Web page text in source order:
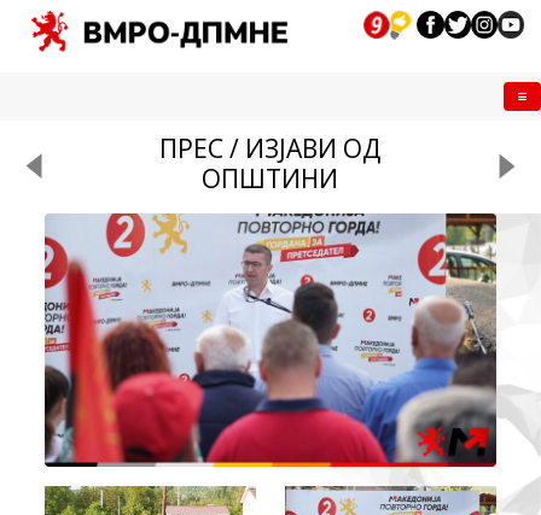
ПРЕС / ИЗЈАВИ ОД
ОПШТИНИ